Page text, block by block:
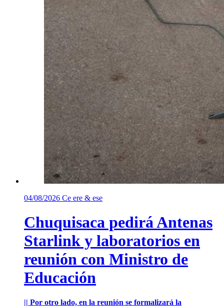
04/08/2026 Ce ere & ese
Chuquisaca pedirá Antenas
Starlink y laboratorios en
reunión con Ministro de
Educación
|| Por otro lado, en la reunión se formalizará la